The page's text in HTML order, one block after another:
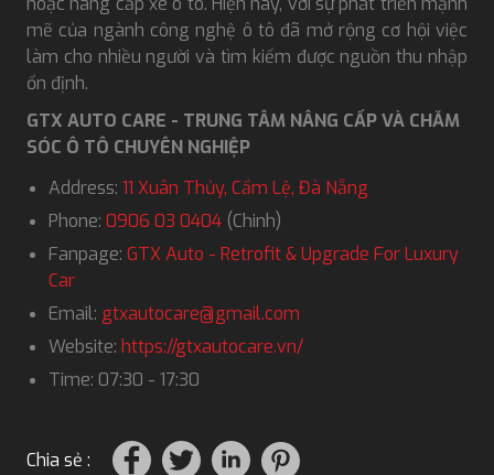
mẽ của ngành công nghệ ô tô đã mở rộng cơ hội việc
làm cho nhiều người và tìm kiếm được nguồn thu nhập
ổn định.
GTX AUTO CARE - TRUNG TÂM NÂNG CẤP VÀ CHĂM
SÓC Ô TÔ CHUYÊN NGHIỆP
Address: 11 Xuân Thủy, Cẩm Lệ, Đà Nẵng
Phone: 0906 03 0404 (Chinh)
Fanpage: GTX Auto - Retrofit & Upgrade For Luxury
Car
Email: gtxautocare@gmail.com
Website: https://gtxautocare.vn/
Time: 07:30 - 17:30
Chia sẻ :